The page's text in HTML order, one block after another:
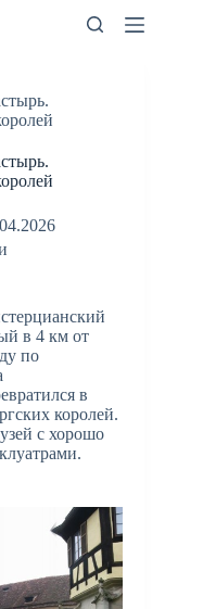
в 4 км от
по
в
королей.
с хорошо